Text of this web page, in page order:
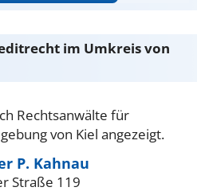
im Umkreis von
Rechtsanwälte für
von Kiel angezeigt.
P. Kahnau
Straße 119